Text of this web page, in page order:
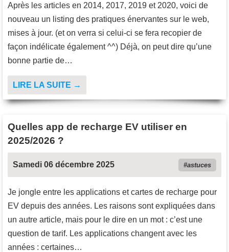
Après les articles en 2014, 2017, 2019 et 2020, voici de
nouveau un listing des pratiques énervantes sur le web,
mises à jour. (et on verra si celui-ci se fera recopier de
façon indélicate également ^^) Déjà, on peut dire qu’une
bonne partie de…
LIRE LA SUITE →
Quelles app de recharge EV utiliser en
2025/2026 ?
Samedi 06 décembre 2025 astuces
Je jongle entre les applications et cartes de recharge pour
EV depuis des années. Les raisons sont expliquées dans
un autre article, mais pour le dire en un mot : c’est une
question de tarif. Les applications changent avec les
années : certaines…